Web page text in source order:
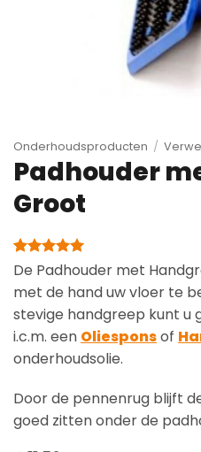
Onderhoudsproducten /
Padhouder
Groot
Gewaardeerd
5op 5
gebaseerd
op
1
klantbeoordeling
De Padhouder met
met de hand uw vloer te
stevige handgreep kunt u
i.c.m. een Oliesponsof
onderhoudsolie.
Door de pennenrug blijft
goed zitten onder de